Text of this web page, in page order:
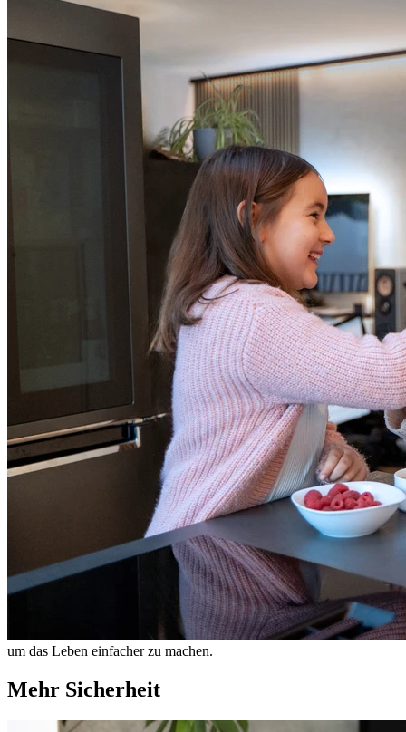
um das Leben einfacher zu machen.
Mehr Sicherheit